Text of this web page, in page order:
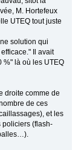
M. Hortefeux
UTEQ tout juste
solution qui
Il avait
%" là où les UTEQ
droite comme de
de ces
et les
policiers (flash-